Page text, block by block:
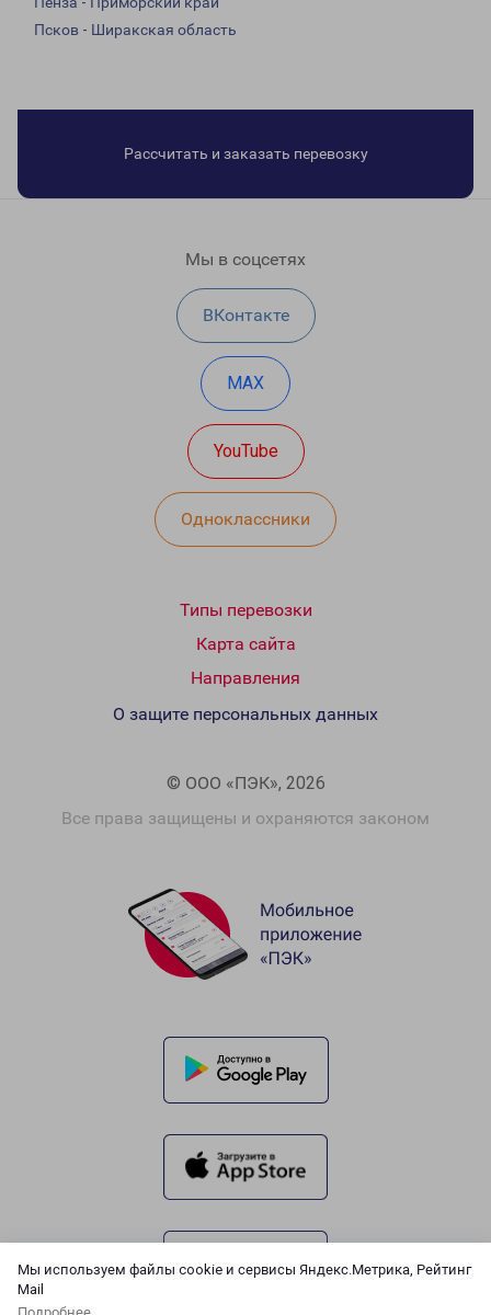
Мы используем файлы cookie и сервисы Яндекс.Метрика, Рейтинг
Mail
Псков - Ширакская область
Рассчитать и заказать перевозку
Мы в соцсетях
ВКонтакте
MAX
YouTube
Одноклассники
Типы перевозки
Карта сайта
Направления
© ООО «ПЭК», 2026
Все права защищены и охраняются законом
О защите персональных данных